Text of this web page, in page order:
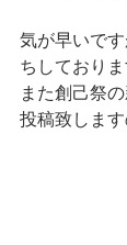
気が早いで
ちしておりま
また創己祭
投稿致します